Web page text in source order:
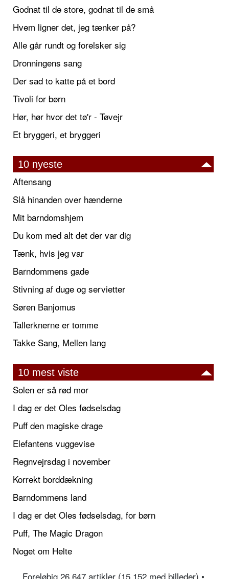
Godnat til de store, godnat til de små
Hvem ligner det, jeg tænker på?
Alle går rundt og forelsker sig
Dronningens sang
Der sad to katte på et bord
Tivoli for børn
Hør, hør hvor det tø'r - Tøvejr
Et bryggeri, et bryggeri
10 nyeste
Aftensang
Slå hinanden over hænderne
Mit barndomshjem
Du kom med alt det der var dig
Tænk, hvis jeg var
Barndommens gade
Stivning af duge og servietter
Søren Banjomus
Tallerknerne er tomme
Takke Sang, Mellen lang
10 mest viste
Solen er så rød mor
I dag er det Oles fødselsdag
Puff den magiske drage
Elefantens vuggevise
Regnvejrsdag i november
Korrekt borddækning
Barndommens land
I dag er det Oles fødselsdag, for børn
Puff, The Magic Dragon
Noget om Helte
Foreløbig 26.647 artikler (15.152 med billeder) •